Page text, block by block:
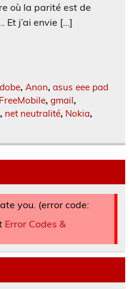
où la parité est de
Et j’ai envie […]
, Anon, asus eee pad
FreeMobile, gmail,
, net neutralité, Nokia,
you. (error code:
Error Codes &